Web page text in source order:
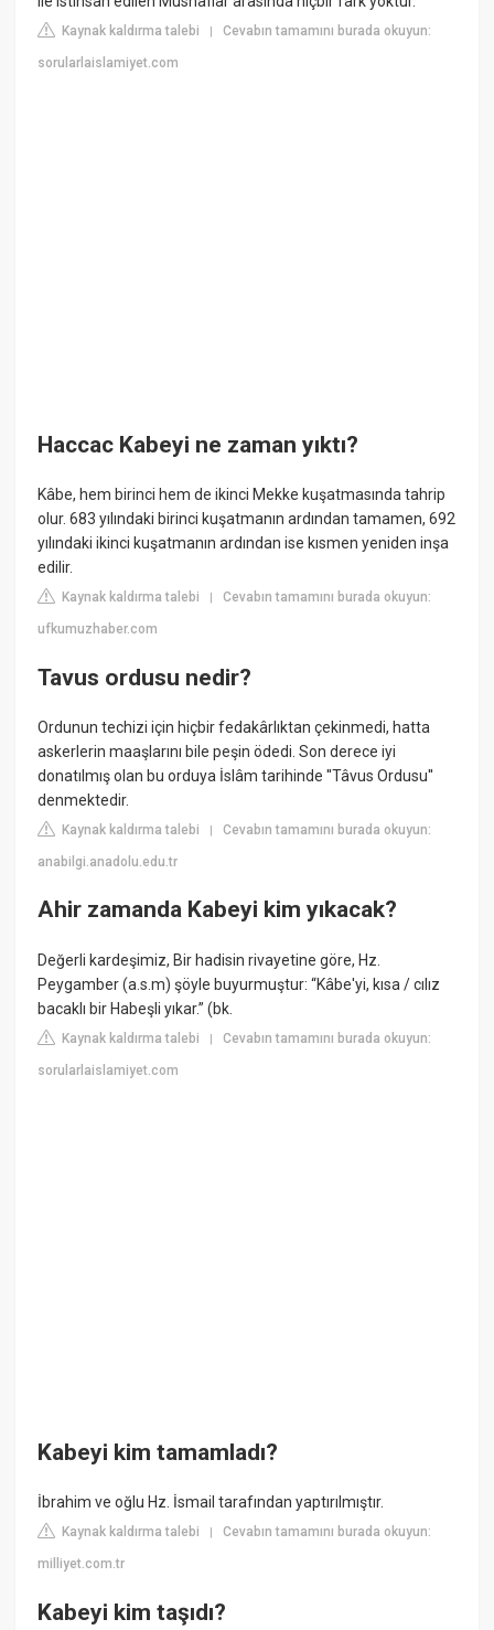
Kaynak kaldırma talebi |Cevabın tamamını burada okuyun:
sorularlaislamiyet.com
Haccac Kabeyi ne zaman yıktı?
Kâbe, hem birinci hem de ikinci Mekke kuşatmasında tahrip
olur. 683 yılındaki birinci kuşatmanın ardından tamamen, 692
yılındaki ikinci kuşatmanın ardından ise kısmen yeniden inşa
edilir.
Kaynak kaldırma talebi |Cevabın tamamını burada okuyun:
ufkumuzhaber.com
Tavus ordusu nedir?
Ordunun techizi için hiçbir fedakârlıktan çekinmedi, hatta
askerlerin maaşlarını bile peşin ödedi. Son derece iyi
donatılmış olan bu orduya İslâm tarihinde ''Tâvus Ordusu''
denmektedir.
Kaynak kaldırma talebi |Cevabın tamamını burada okuyun:
anabilgi.anadolu.edu.tr
Ahir zamanda Kabeyi kim yıkacak?
Değerli kardeşimiz, Bir hadisin rivayetine göre, Hz.
Peygamber (a.s.m) şöyle buyurmuştur: “Kâbe'yi, kısa / cılız
bacaklı bir Habeşli yıkar.” (bk.
Kaynak kaldırma talebi |Cevabın tamamını burada okuyun:
sorularlaislamiyet.com
Kabeyi kim tamamladı?
İbrahim ve oğlu Hz. İsmail tarafından yaptırılmıştır.
Kaynak kaldırma talebi |Cevabın tamamını burada okuyun:
milliyet.com.tr
Kabeyi kim taşıdı?